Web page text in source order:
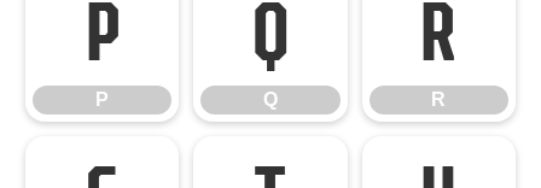
P
P
Q
Q
R
R